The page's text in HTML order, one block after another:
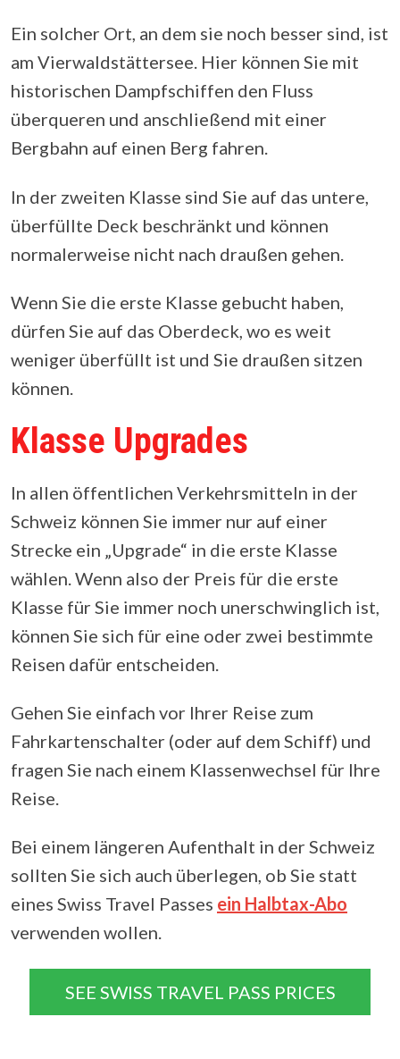
Ein solcher Ort, an dem sie noch besser sind, ist
am Vierwaldstättersee. Hier können Sie mit
historischen Dampfschiffen den Fluss
überqueren und anschließend mit einer
Bergbahn auf einen Berg fahren.
In der zweiten Klasse sind Sie auf das untere,
überfüllte Deck beschränkt und können
normalerweise nicht nach draußen gehen.
Wenn Sie die erste Klasse gebucht haben,
dürfen Sie auf das Oberdeck, wo es weit
weniger überfüllt ist und Sie draußen sitzen
können.
Klasse Upgrades
In allen öffentlichen Verkehrsmitteln in der
Schweiz können Sie immer nur auf einer
Strecke ein „Upgrade“ in die erste Klasse
wählen. Wenn also der Preis für die erste
Klasse für Sie immer noch unerschwinglich ist,
können Sie sich für eine oder zwei bestimmte
Reisen dafür entscheiden.
Gehen Sie einfach vor Ihrer Reise zum
Fahrkartenschalter (oder auf dem Schiff) und
fragen Sie nach einem Klassenwechsel für Ihre
Reise.
Bei einem längeren Aufenthalt in der Schweiz
sollten Sie sich auch überlegen, ob Sie statt
eines Swiss Travel Passes ein Halbtax-Abo
verwenden wollen.
SEE SWISS TRAVEL PASS PRICES